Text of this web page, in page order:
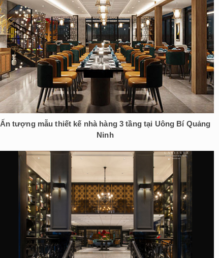
Ấn tượng mẫu thiết kế nhà hàng 3 tầng tại Uông Bí Quảng
Ninh